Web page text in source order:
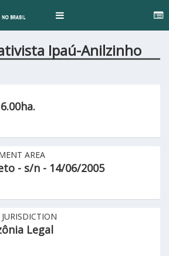
Toggle
Ipaú-Anilzinho
AREA
- s/n - 14/06/2005
Legal